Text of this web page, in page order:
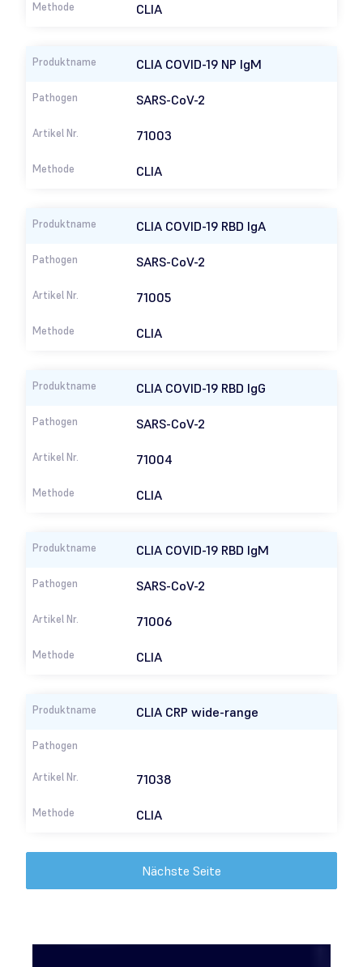
CLIA
CLIA COVID-19 NP IgM
SARS-CoV-2
CLIA
71003
CLIA COVID-19 RBD IgA
SARS-CoV-2
CLIA
71005
CLIA COVID-19 RBD IgG
SARS-CoV-2
CLIA
71004
CLIA COVID-19 RBD IgM
SARS-CoV-2
CLIA
71006
CLIA CRP wide-range
CLIA
71038
Nächste Seite